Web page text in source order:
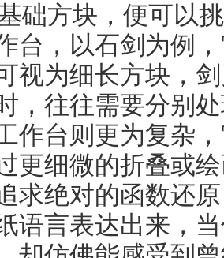
础方块，便可以
台，以石剑为例
视为细长方块，
，往往需要分别
作台则更为复杂
更细微的折叠或
求绝对的函数还
语言表达出来，